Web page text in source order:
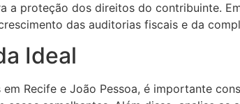
a proteção dos direitos do contribuinte.
das auditorias fiscais e da
Ideal
Recife e João Pessoa, é importante